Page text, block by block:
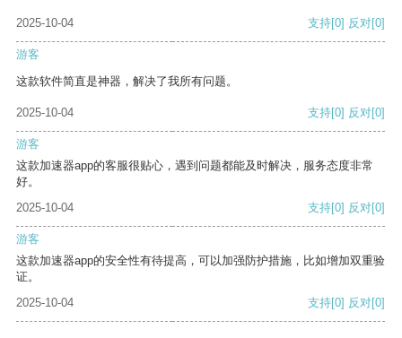
2025-10-04 支持[0] 反对[0]
游客
这款软件简直是神器，解决了我所有问题。
2025-10-04 支持[0] 反对[0]
游客
这款加速器app的客服很贴心，遇到问题都能及时解决，服务态度非常
好。
2025-10-04
支持[0] 反对[0]
游客
这款加速器app的安全性有待提高，可以加强防护措施，比如增加双重验
证。
2025-10-04
支持[0] 反对[0]